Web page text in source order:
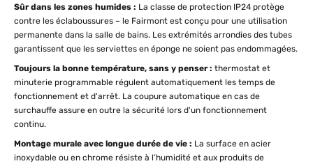
Sûr dans les zones humides : La classe de protection IP24 protège
contre les éclaboussures – le Fairmont est conçu pour une utilisation
permanente dans la salle de bains. Les extrémités arrondies des tubes
garantissent que les serviettes en éponge ne soient pas endommagées.
Toujours la bonne température, sans y penser : thermostat et
minuterie programmable régulent automatiquement les temps de
fonctionnement et d'arrêt. La coupure automatique en cas de
surchauffe assure en outre la sécurité lors d'un fonctionnement
continu.
Montage murale avec longue durée de vie : La surface en acier
inoxydable ou en chrome résiste à l’humidité et aux produits de